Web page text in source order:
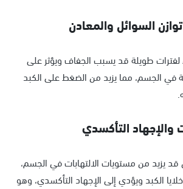
لفترات طويلة قد يسبب الجفاف ويؤثر على
في الجسم، مما يزيد من الضغط على الكبد
يزيد من مستويات الالتهابات في الجسم،
الكبد ويؤدي إلى الإجهاد التأكسدي، وهو